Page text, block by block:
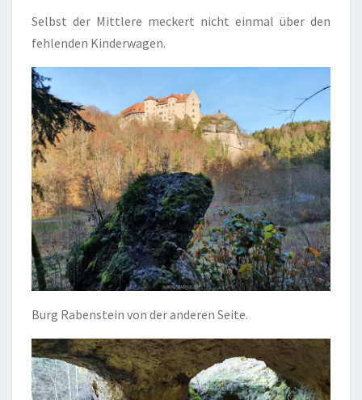
Selbst der Mittlere meckert nicht einmal über den
fehlenden Kinderwagen.
Burg Rabenstein von der anderen Seite.